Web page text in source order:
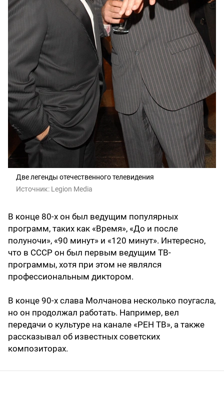
Две легенды отечественного телевидения
Источник: Legion Media
В конце 80-х он был ведущим популярных
программ, таких как «Время», «До и после
полуночи», «90 минут» и «120 минут». Интересно,
что в СССР он был первым ведущим ТВ-
программы, хотя при этом не являлся
профессиональным диктором.
В конце 90-х слава Молчанова несколько поугасла,
но он продолжал работать. Например, вел
передачи о культуре на канале «РЕН ТВ», а также
рассказывал об известных советских
композиторах.